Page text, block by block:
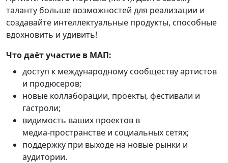
таланту больше возможностей для реализации и
создавайте интеллектуальные продукты, способные
вдохновить и удивить!
Что даёт участие в МАП:
доступ к международному сообществу артистов
и продюсеров;
новые коллаборации, проекты, фестивали и
гастроли;
видимость ваших проектов в
медиа‑пространстве и социальных сетях;
поддержку при выходе на новые рынки и
аудитории.